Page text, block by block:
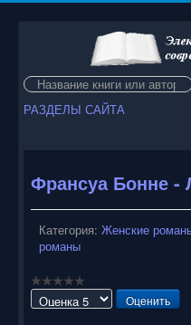
Искать...
РАЗДЕЛЫ САЙТА
Франсуа Бонне -
Категория: Женские
романы
Пожалуйста,